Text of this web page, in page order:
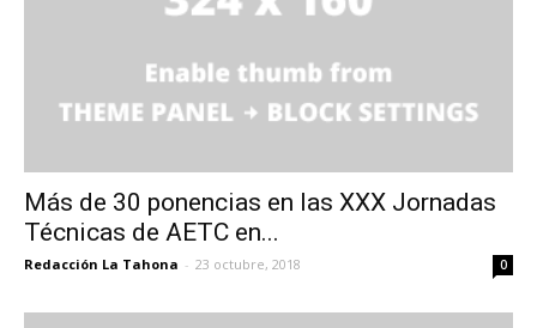
Más de 30 ponencias en las XXX Jornadas
Técnicas de AETC en...
Redacción La Tahona - 23 octubre, 2018 0